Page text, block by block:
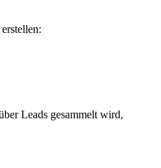
Leads gesammelt wird,